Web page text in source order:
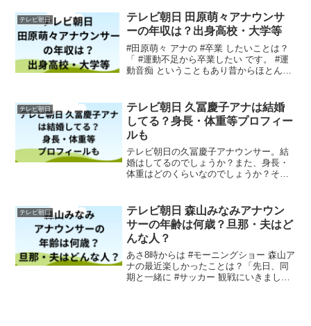
姿に、子供たちに夢や希望を抱いていま
す...
テレビ朝日
テレビ朝日 田原萌々アナウンサ
ーの年収は？出身高校・大学等
#田原萌々 アナの #卒業 したいことは？
「 #運動不足から卒業したい です。 #運
動音痴 ということもあり昔からほとんど
っています。最近暖かくなってきたので
まずは...
テレビ朝日
テレビ朝日 久冨慶子アナは結婚
してる？身長・体重等プロフィー
ルも
テレビ朝日の久冨慶子アナウンサー。結
婚はしてるのでしょうか？また、身長・
体重はどのくらいなのでしょうか？それ
【アナの私服】1人目は久冨アナ！「いつ
も出社してからすぐに...
テレビ朝日
テレビ朝日 森山みなみアナウン
サーの年齢は何歳？旦那・夫はど
んな人？
あさ8時からは #モーニングショー 森山ア
ナの最近楽しかったことは？「先日、同
期と一緒に #サッカー 観戦にいきまし